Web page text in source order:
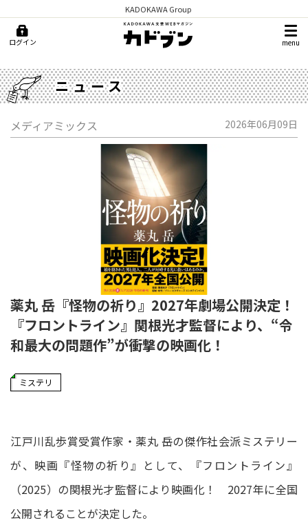
KADOKAWA Group
ログイン menu
ニュース
メディアミックス 2026年06月09日
薬丸 岳『怪物の祈り』2027年劇場公開決定！
『フロントライン』関根光才監督により、“令
和最大の問題作”が衝撃の映画化！
ミステリ
江戸川乱歩賞受賞作家・薬丸 岳の傑作社会派ミステリー
が、映画『怪物の祈り』として、『フロントライン』
（2025）の関根光才監督により映画化！ 2027年に全国
公開されることが決定した。